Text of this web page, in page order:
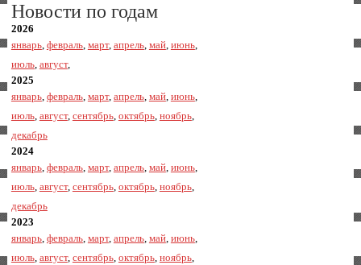
Новости по годам
2026
январь, февраль, март, апрель, май, июнь,
июль, август,
2025
январь, февраль, март, апрель, май, июнь,
июль, август, сентябрь, октябрь, ноябрь,
декабрь
2024
январь, февраль, март, апрель, май, июнь,
июль, август, сентябрь, октябрь, ноябрь,
декабрь
2023
январь, февраль, март, апрель, май, июнь,
июль, август, сентябрь, октябрь, ноябрь,